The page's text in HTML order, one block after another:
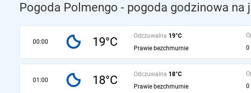
Pogoda Polmengo - pogoda godzinowa na
00:00 19°C Odczuwalna 19°C
Prawie bezchmurnie
0
01:00 18°C Odczuwalna 18°C
Prawie bezchmurnie
0